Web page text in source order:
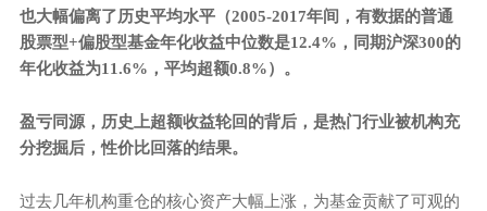
也大幅偏离了历史平均水平（2005-2017年间，有数据的普通
股票型+偏股型基金年化收益中位数是12.4%，同期沪深300的
年化收益为11.6%，平均超额0.8%）。
盈亏同源，历史上超额收益轮回的背后，是热门行业被机构充
分挖掘后，性价比回落的结果。
过去几年机构重仓的核心资产大幅上涨，为基金贡献了可观的